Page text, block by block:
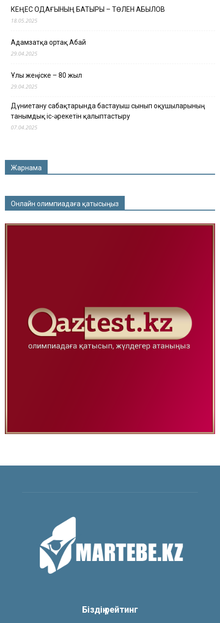
КЕҢЕС ОДАҒЫНЫҢ БАТЫРЫ – ТӨЛЕН ҚАБЫЛОВ
18.05.2025
Адамзатқа ортақ Абай
29.04.2025
Ұлы жеңіске – 80 жыл
29.04.2025
Дүниетану сабақтарында бастауыш сынып оқушыларының
танымдық іс-әрекетін қалыптастыру
07.04.2025
Жарнама
Онлайн олимпиадаға қатысыңыз
Біздің рейтинг